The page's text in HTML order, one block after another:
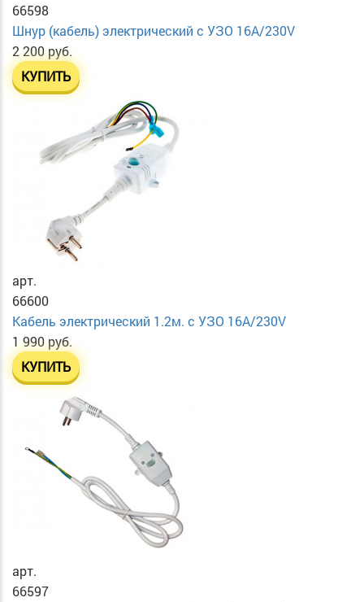
66598
Шнур (кабель) электрический с УЗО 16А/230V
2 200 руб.
КУПИТЬ
арт.
66600
Кабель электрический 1.2м. с УЗО 16А/230V
1 990 руб.
КУПИТЬ
арт.
66597